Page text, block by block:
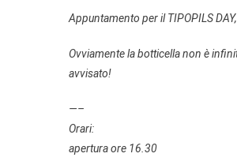
Appuntamento per il TIPOPILS
Ovviamente la botticella non è
avvisato!
—–
Orari:
apertura ore 16.30